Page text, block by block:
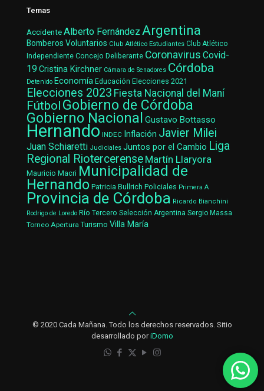
Temas
AccidenteAlberto Fernández Argentina
Bomberos Voluntarios Club Atlético Estudiantes Club Atlético
Independiente Concejo Deliberante Coronavirus Covid-
19 Cristina Kirchner Cámara de Senadores Córdoba
Detenido Economía Educación Elecciones 2021
Elecciones 2023 Fiesta Nacional del Maní
Fútbol Gobierno de Córdoba
Gobierno Nacional Gustavo Bottasso
Hernando INDEC Inflación Javier Milei
Juan Schiaretti Judiciales Juntos por el Cambio Liga
Regional Riotercerense Martín Llaryora
Mauricio Macri Municipalidad de
Hernando Patricia Bullrich Policiales Primera A
Provincia de Córdoba Ricardo Bianchini
Rodrigo de Loredo Río Tercero Selección Argentina Sergio Massa
Torneo Apertura Turismo Villa María
© 2020 Cada Mañana. Todo los derechos reservados. Sitio
desarrollado poriDomo